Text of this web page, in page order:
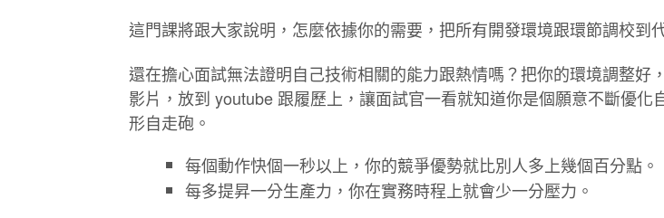
這門課將跟大家說明，怎麼依據你的需要，把所有開發環境跟環節調校到
還在擔心面試無法證明自己技術相關的能力跟熱情嗎？把你的環境調整好
影片，放到 youtube 跟履歷上，讓面試官一看就知道你是個願意不斷優化
形自走砲。
每個動作快個一秒以上，你的競爭優勢就比別人多上幾個百分點。
每多提昇一分生產力，你在實務時程上就會少一分壓力。